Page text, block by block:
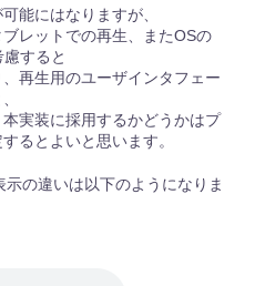
能にはなりますが、
レットでの再生、またOSの
すると
再生用のユーザインタフェー
実装に採用するかどうかはプ
るとよいと思います。
の違いは以下のようになりま